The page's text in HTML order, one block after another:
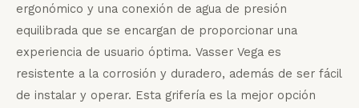
ergonómico y una conexión de agua de presión
equilibrada que se encargan de proporcionar una
experiencia de usuario óptima. Vasser Vega es
resistente a la corrosión y duradero, además de ser fácil
de instalar y operar. Esta grifería es la mejor opción